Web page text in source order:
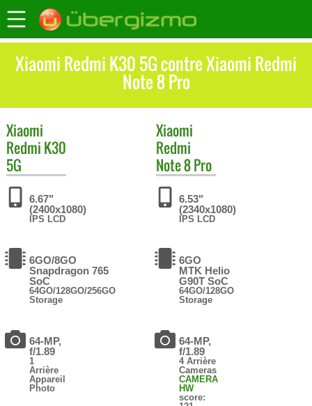
Xiaomi Redmi K30 5G contre Xiaomi Redmi
Note 8 Pro
Xiaomi
Redmi K30
5G
6.67"
(2400x1080)
IPS LCD
6GO/8GO
Snapdragon 765
SoC
64GO/128GO/256GO
Storage
64-MP,
f/1.89
1
Arrière
Appareil
Photo
Xiaomi
Redmi
Note 8 Pro
6.53"
(2340x1080)
IPS LCD
6GO
MTK Helio
G90T SoC
64GO/128GO
Storage
64-MP,
f/1.89
4 Arrière
Cameras
CAMERA
HW
score: